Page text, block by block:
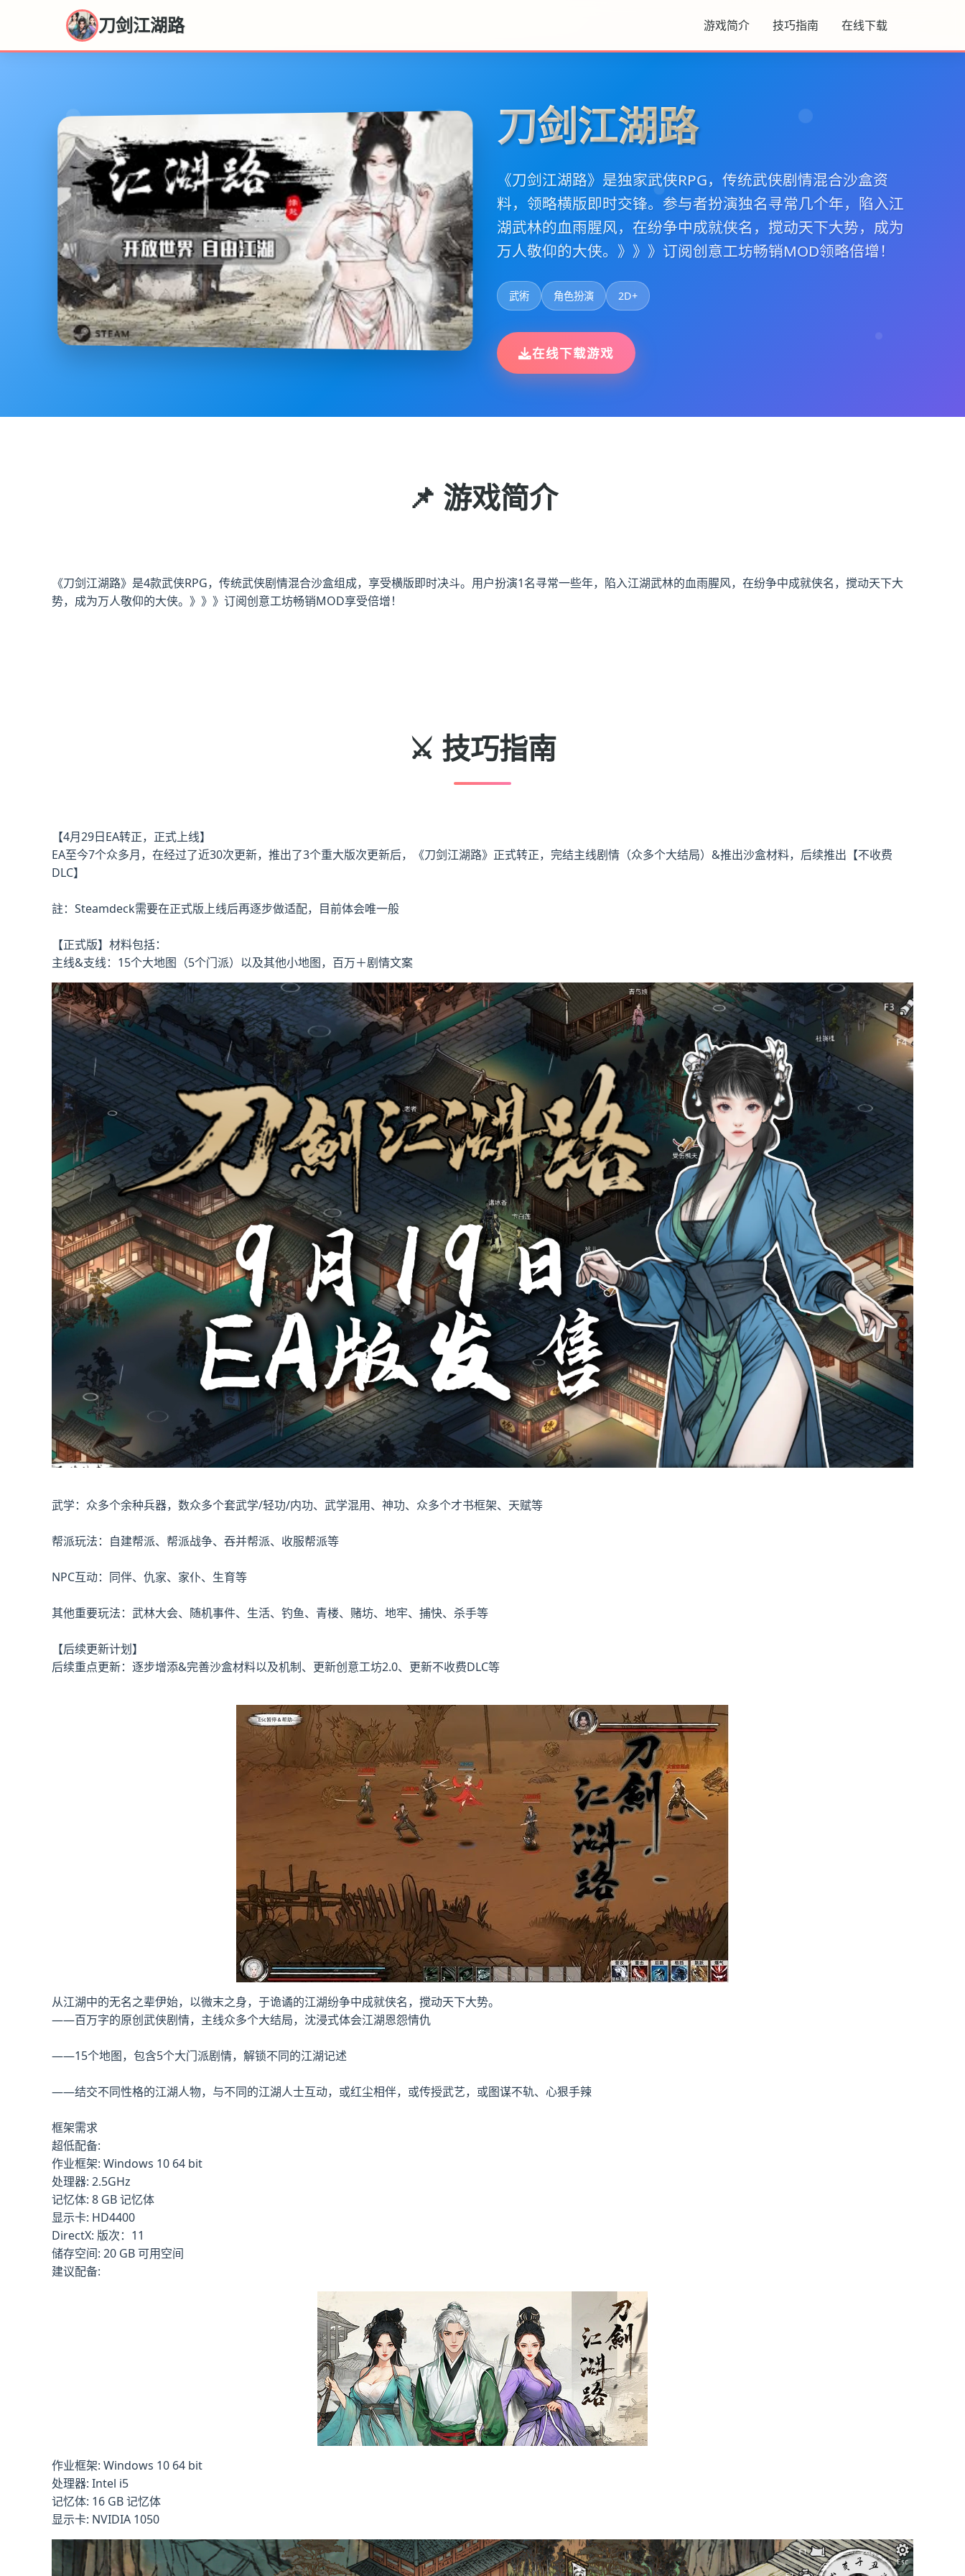
刀剑江湖路 游戏简介 技巧指南 在线下载
刀剑江湖路
《刀剑江湖路》是独家武侠RPG，传统武侠剧情混合沙盒资
料，领略横版即时交锋。参与者扮演独名寻常几个年，陷入江
湖武林的血雨腥风，在纷争中成就侠名，搅动天下大势，成为
万人敬仰的大侠。》》》订阅创意工坊畅销MOD领略倍增！
武術 角色扮演 2D+
在线下载游戏
📌 游戏简介
《刀剑江湖路》是4款武侠RPG，传统武侠剧情混合沙盒组成，享受横版即时决斗。用户扮演1名寻常一些年，陷入江湖武林的血雨腥风，在纷争中成就侠名，搅动天下大
势，成为万人敬仰的大侠。》》》订阅创意工坊畅销MOD享受倍增！
⚔️ 技巧指南
【4月29日EA转正，正式上线】
EA至今7个众多月，在经过了近30次更新，推出了3个重大版次更新后，《刀剑江湖路》正式转正，完结主线剧情（众多个大结局）&推出沙盒材料，后续推出【不收费
DLC】
註：Steamdeck需要在正式版上线后再逐步做适配，目前体会唯一般
【正式版】材料包括：
主线&支线：15个大地图（5个门派）以及其他小地图，百万＋剧情文案
武学：众多个余种兵器，数众多个套武学/轻功/内功、武学混用、神功、众多个才书框架、天赋等
帮派玩法：自建帮派、帮派战争、吞并帮派、收服帮派等
NPC互动：同伴、仇家、家仆、生育等
其他重要玩法：武林大会、随机事件、生活、钓鱼、青楼、赌坊、地牢、捕快、杀手等
【后续更新计划】
后续重点更新：逐步增添&完善沙盒材料以及机制、更新创意工坊2.0、更新不收费DLC等
从江湖中的无名之辈伊始，以微末之身，于诡谲的江湖纷争中成就侠名，搅动天下大势。
——百万字的原创武侠剧情，主线众多个大结局，沈浸式体会江湖恩怨情仇
——15个地图，包含5个大门派剧情，解锁不同的江湖记述
——结交不同性格的江湖人物，与不同的江湖人士互动，或红尘相伴，或传授武艺，或图谋不轨、心狠手辣
框架需求
超低配备:
作业框架: Windows 10 64 bit
处理器: 2.5GHz
记忆体: 8 GB 记忆体
显示卡: HD4400
DirectX: 版次：11
储存空间: 20 GB 可用空间
建议配备:
作业框架: Windows 10 64 bit
处理器: Intel i5
记忆体: 16 GB 记忆体
显示卡: NVIDIA 1050